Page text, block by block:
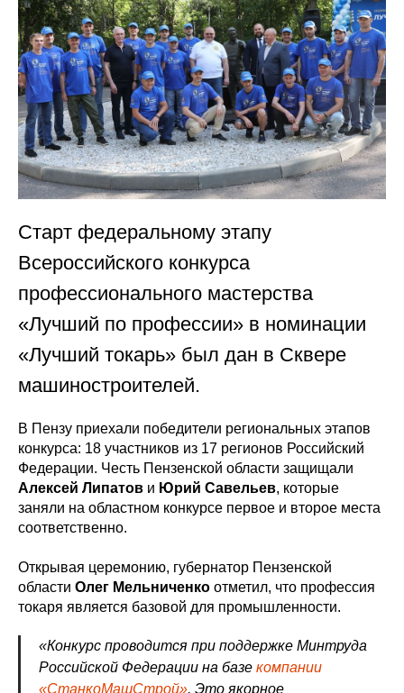
Старт федеральному этапу
Всероссийского конкурса
профессионального мастерства
«Лучший по профессии» в номинации
«Лучший токарь» был дан в Сквере
машиностроителей.
В Пензу приехали победители региональных этапов
конкурса: 18 участников из 17 регионов Российский
Федерации. Честь Пензенской области защищали
Алексей Липатов и Юрий Савельев, которые
заняли на областном конкурсе первое и второе места
соответственно.
Открывая церемонию, губернатор Пензенской
области Олег Мельниченко отметил, что профессия
токаря является базовой для промышленности.
«Конкурс проводится при поддержке Минтруда
Российской Федерации на базе компании
«СтанкоМашСтрой». Это якорное